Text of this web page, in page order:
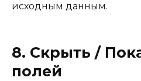
исходным данным.
8. Скрыть /
полей